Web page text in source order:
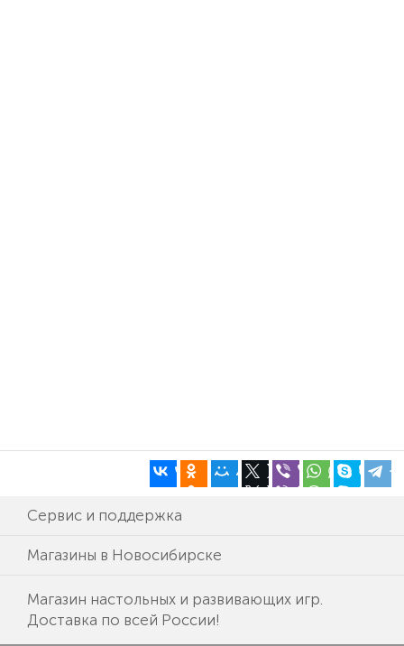
Сервис и поддержка
Магазины в Новосибирске
Магазин настольных и развивающих игр.
Доставка по всей России!